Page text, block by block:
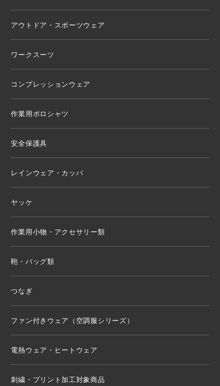
アウトドア・スポーツウェア
ワークスーツ
コンプレッションウェア
作業用ポロシャツ
安全保護具
レインウェア・カッパ
ヤッケ
作業用小物・アクセサリー類
鞄・バッグ類
つなぎ
ファン付きウェア（空調服シリーズ）
電熱ウェア・ヒートウェア
刺繍・プリント加工対象商品